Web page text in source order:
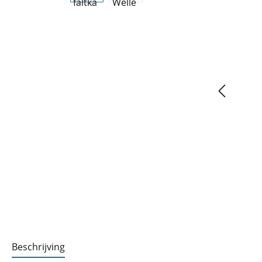
Beschrijving